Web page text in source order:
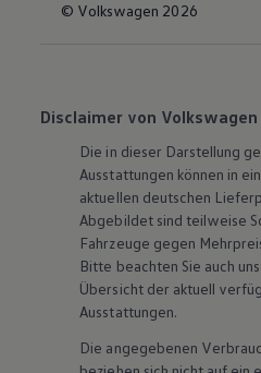
© Volkswagen 2026
Disclaimer von Volkswagen
Die in dieser Darstellung
Ausstattungen können in
aktuellen deutschen
Abgebildet sind teilweise
Fahrzeuge gegen
Bitte beachten Sie auch
Übersicht der aktuell
Ausstattungen.
Die angegebenen